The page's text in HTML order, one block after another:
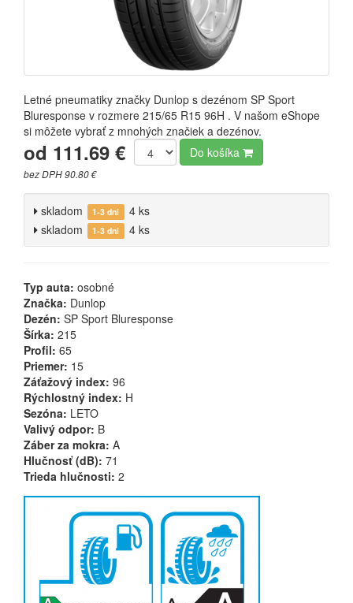
Letné pneumatiky značky Dunlop s dezénom SP Sport
Bluresponse v rozmere 215/65 R15 96H . V našom eShope
si môžete vybrať z mnohých značiek a dezénov.
od 111.69 €
bez DPH 90.80 €
Do košíka
skladom 1-3 dni
4 ks
skladom
1-3 dni 4 ks
Typ auta: osobné
Značka: Dunlop
Dezén: SP Sport Bluresponse
Šírka: 215
Profil: 65
Priemer: 15
Záťažový index: 96
Rýchlostný index: H
Sezóna: LETO
Valivý odpor: B
Záber za mokra: A
Hlučnosť (dB): 71
Trieda hlučnosti: 2